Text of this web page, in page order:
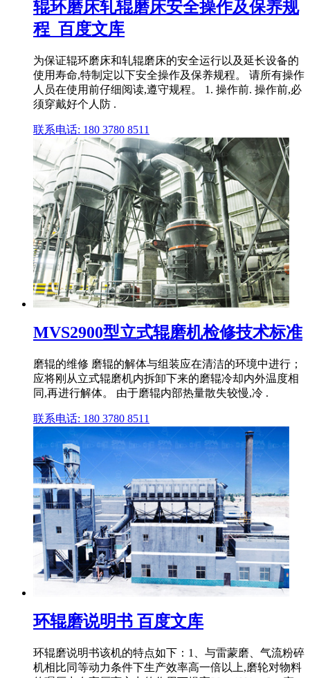
辊环磨床轧辊磨床安全操作及保养规
程_百度文库
为保证辊环磨床和轧辊磨床的安全运行以及延长设备的
使用寿命,特制定以下安全操作及保养规程。 请所有操作
人员在使用前仔细阅读,遵守规程。 1. 操作前. 操作前,必
须穿戴好个人防 .
联系电话: 180 3780 8511
MVS2900型立式辊磨机检修技术标准
磨辊的维修 磨辊的解体与组装应在清洁的环境中进行；
应将刚从立式辊磨机内拆卸下来的磨辊冷却内外温度相
同,再进行解体。 由于磨辊内部热量散失较慢,冷 .
联系电话: 180 3780 8511
环辊磨说明书 百度文库
环辊磨说明书该机的特点如下：1、与雷蒙磨、气流粉碎
机相比同等动力条件下生产效率高一倍以上,磨轮对物料